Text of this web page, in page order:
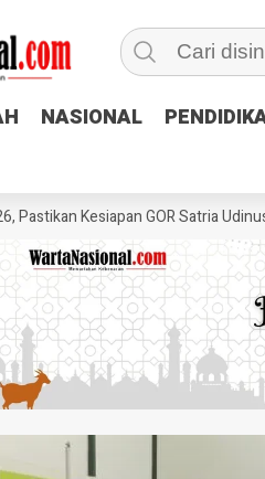
NASIONAL
NASIONAL
GOR Satria Udinus untuk